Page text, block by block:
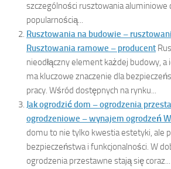
szczególności rusztowania aluminiowe
popularnością...
Rusztowania na budowie –
Rusztowania ramowe – producent
nieodłączny element każdej budowy,
ma kluczowe znaczenie dla
pracy. Wśród dostępnych na rynku...
Jak ogrodzić dom – ogrodzenia
ogrodzeniowe – wynajem ogrodzeń
domu to nie tylko kwestia estetyki, ale
bezpieczeństwa i funkcjonalności. W
ogrodzenia przestawne stają się coraz...